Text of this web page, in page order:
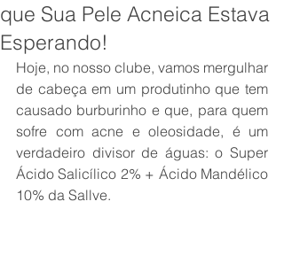
que Sua Pele Acneica Estava
Esperando!
Hoje, no nosso clube, vamos mergulhar
de cabeça em um produtinho que tem
causado burburinho e que, para quem
sofre com acne e oleosidade, é um
verdadeiro divisor de águas: o Super
Ácido Salicílico 2% + Ácido Mandélico
10% da Sallve.